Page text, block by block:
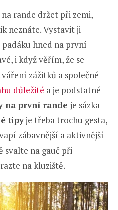
rande držet při zemi,
neznáte. Vystavit ji
padáku hned na první
i když věřím, že se
zážitků a společné
důležité a je podstatné
na první rande je sázka
tipyje třeba trochu gesta,
zábavnější a aktivnější
svalte na gauč při
na kluziště.